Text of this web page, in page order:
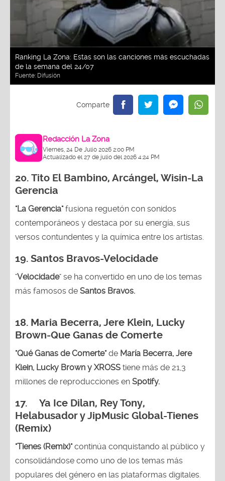
Ranking La Zona: Estas son las canciones más escuchadas
de la semana del 24/07
Fuente: Difusión
Redacción La Zona
Viernes, 24 De Julio 2026 2:00 PM
Actualizado el 27 de julio del 2026 4:24 PM
20. Tito El Bambino, Arcángel, Wisin-La
Gerencia
"La Gerencia"fusiona reguetón con sonidos
contemporáneos y destaca por su energía, sus
versos contundentes y la química entre los artistas.
19. Santos Bravos-Velocidade
"Velocidade" se ha convertido en uno de los temas
más famosos de Santos Bravos.
18. Maria Becerra, Jere Klein, Lucky
Brown-Que Ganas de Comerte
"Qué Ganas de Comerte"de María Becerra, Jere
Klein, Lucky Brown y XROSS tiene más de 21,3
millones de reproducciones en Spotify.
17. Ya Ice Dilan, Rey Tony,
Helabusador y JipMusic Global-Tienes
(Remix)
"Tienes (Remix)"continúa conquistando al público y
consolidándose como uno de los temas más
populares del género en las plataformas digitales.